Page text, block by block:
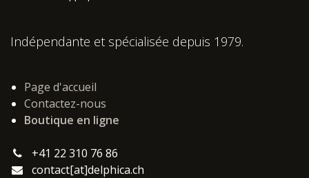
Indépendante et spécialisée depuis 1979.
Page d'accueil
Contactez-nous
Boutique en ligne
+41 22 310 76 86
contact[at]delphica.ch